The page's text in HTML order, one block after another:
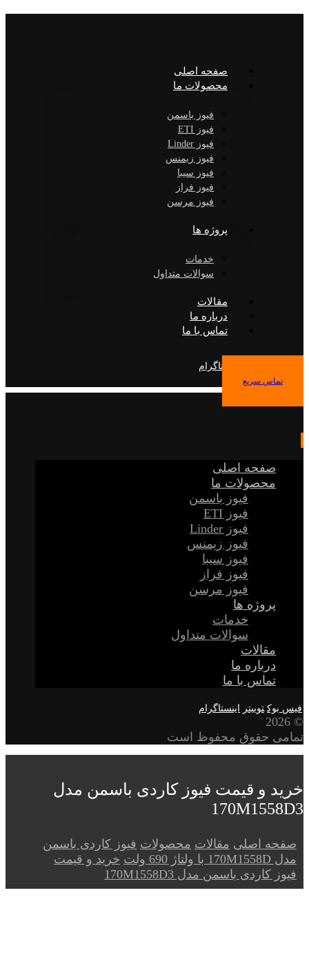
صفحه اصلی
محصولات ما
فیوز باسمن
فیوز ETI
فیوز Linder
فیوز زیمنس
فیوز سیبا
فیوز فراز
فیوز مرسن
پروژه ها
خدمات
سوالات متداول
مقالات
درباره ما
تماس با ما
اینستاگرام
تماس سریع
صفحه اصلی
محصولات ما
فیوز باسمن
فیوز ETI
فیوز Linder
فیوز زیمنس
فیوز سیبا
فیوز فراز
فیوز مرسن
پروژه ها
خدمات
سوالات متداول
مقالات
درباره ما
تماس با ما
فیس بوک توییتر اینستاگرام
© 2026
تمامی حقوق محفوظ است
خرید و قیمت فیوز کاردی باسمن مدل
170M1558D3
صفحه اصلی مقالات محصولات فیوز کاردی باسمن
مدل 170M1558D با ولتاژ 690 ولت
خرید و قیمت
فیوز کاردی باسمن مدل 170M1558D3